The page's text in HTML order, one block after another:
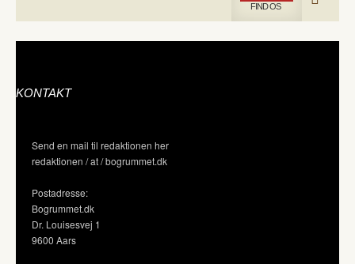
FIND OS
KONTAKT
Send en mail til redaktionen her
redaktionen / at / bogrummet.dk
Postadresse:
Bogrummet.dk
Dr. Louisesvej 1
9600 Aars